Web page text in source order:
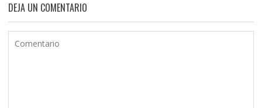
DEJA UN COMENTARIO